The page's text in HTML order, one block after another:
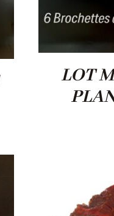
LOT